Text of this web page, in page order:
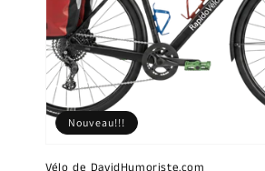
Nouveau!!!